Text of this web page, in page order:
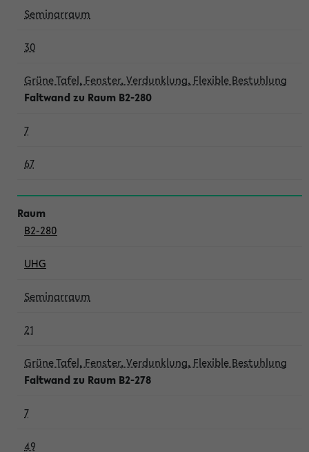
Seminarraum
30
Grüne Tafel, Fenster, Verdunklung, Flexible Bestuhlung
Faltwand zu Raum B2-280
7
67
B2-280
UHG
Seminarraum
21
Grüne Tafel, Fenster, Verdunklung, Flexible Bestuhlung
Faltwand zu Raum B2-278
7
49